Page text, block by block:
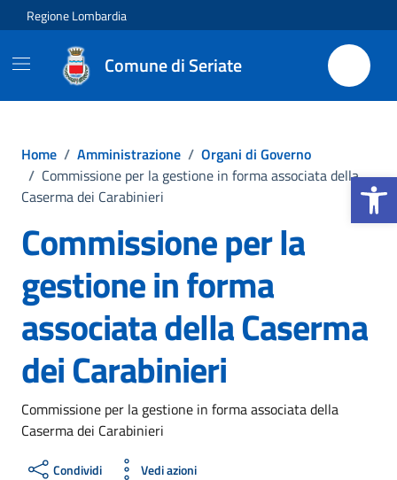
Apri la
Vai ai contenuti
Vai al footer
Regione Lombardia
Comune di Seriate
Home / Amministrazione / Organi di Governo
/ Commissione per la gestione in forma associata della
Caserma dei Carabinieri
Commissione per la
gestione in forma
associata della Caserma
dei Carabinieri
Commissione per la gestione in forma associata della
Caserma dei Carabinieri
Condividi Vedi azioni